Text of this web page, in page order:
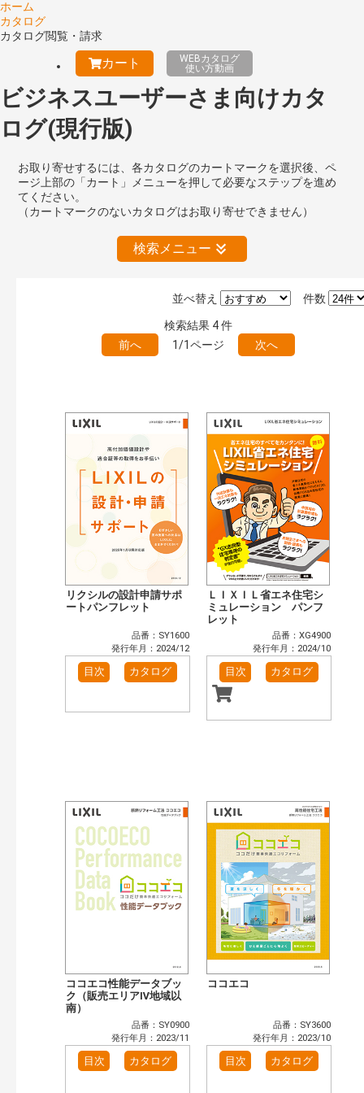
ホーム
カタログ
カタログ閲覧・請求
カート
WEBカタログ
使い方動画
ビジネスユーザーさま向けカタ
ログ(現行版)
お取り寄せするには、各カタログのカートマークを選択後、ペ
ージ上部の「カート」メニューを押して必要なステップを進め
てください。
（カートマークのないカタログはお取り寄せできません）
検索メニュー
絞り込みの解除
キーワード検索（あいまい）
目次も検索 検 索
おすすめハッシュタグ
まずはここから（3）
リフォームおすすめ（4）
省エネ住宅関連（4）
補助金・優遇制度を知る（2）
カテゴリー
窓・シャッター（3）
玄関ドア・引戸（2）
インテリア建材（1）
エクステリア（1）
キッチン（1）
浴室（1）
トイレ（1）
小型電気温水器（1）
太陽光発電・屋根・外壁（4）
高性能住宅工法（4）
その他（5）
開始年:
件数
並べ替え
検索結果 4件
前へ
1/1ページ 次へ
リクシルの設計申請サポ
ートパンフレット
品番：SY1600
発行年月：2024/12
目次 カタログ
ＬＩＸＩＬ省エネ住宅シ
ミュレーション パンフ
レット
品番：XG4900
発行年月：2024/10
目次 カタログ
ココエコ性能データブッ
ク（販売エリアⅣ地域以
南）
品番：SY0900
発行年月：2023/11
目次 カタログ
ココエコ
品番：SY3600
発行年月：2023/10
目次 カタログ